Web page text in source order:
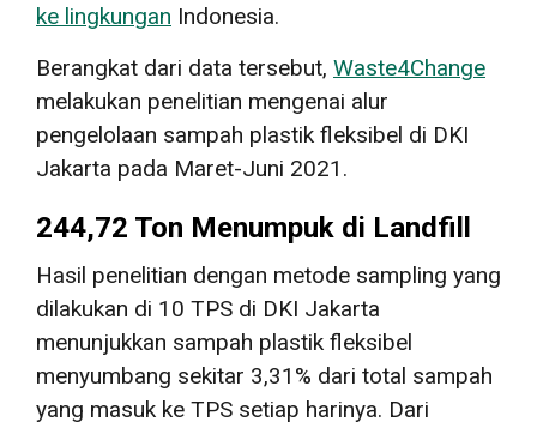
ke lingkungan Indonesia.
Berangkat dari data tersebut, Waste4Change
melakukan penelitian mengenai alur
pengelolaan sampah plastik fleksibel di DKI
Jakarta pada Maret-Juni 2021.
244,72 Ton Menumpuk di Landfill
Hasil penelitian dengan metode sampling yang
dilakukan di 10 TPS di DKI Jakarta
menunjukkan sampah plastik fleksibel
menyumbang sekitar 3,31% dari total sampah
yang masuk ke TPS setiap harinya. Dari